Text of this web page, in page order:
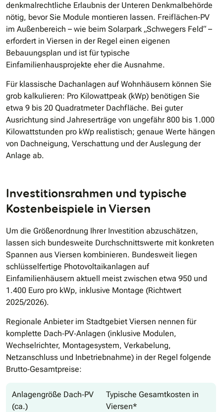
denkmalrechtliche Erlaubnis der Unteren Denkmalbehörde
nötig, bevor Sie Module montieren lassen. Freiflächen‐PV
im Außenbereich – wie beim Solarpark „Schwegers Feld“ –
erfordert in Viersen in der Regel einen eigenen
Bebauungsplan und ist für typische
Einfamilienhausprojekte eher die Ausnahme.
Für klassische Dachanlagen auf Wohnhäusern können Sie
grob kalkulieren: Pro Kilowattpeak (kWp) benötigen Sie
etwa 9 bis 20 Quadratmeter Dachfläche. Bei guter
Ausrichtung sind Jahreserträge von ungefähr 800 bis 1.000
Kilowattstunden pro kWp realistisch; genaue Werte hängen
von Dachneigung, Verschattung und der Auslegung der
Anlage ab.
Investitionsrahmen und typische
Kostenbeispiele in Viersen
Um die Größenordnung Ihrer Investition abzuschätzen,
lassen sich bundesweite Durchschnittswerte mit konkreten
Spannen aus Viersen kombinieren. Bundesweit liegen
schlüsselfertige Photovoltaikanlagen auf
Einfamilienhäusern aktuell meist zwischen etwa 950 und
1.400 Euro pro kWp, inklusive Montage (Richtwert
2025/2026).
Regionale Anbieter im Stadtgebiet Viersen nennen für
komplette Dach‐PV‐Anlagen (inklusive Modulen,
Wechselrichter, Montagesystem, Verkabelung,
Netzanschluss und Inbetriebnahme) in der Regel folgende
Brutto‐Gesamtpreise:
Anlagengröße Dach‐PV
(ca.)
Typische Gesamtkosten in
Viersen*